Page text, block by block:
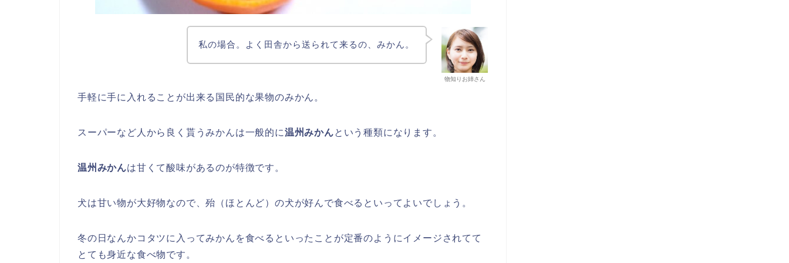
物知りお姉さん
私の場合。よく田舎から送られて来るの、みかん。
手軽に手に入れることが出来る国民的な果物のみかん。
スーパーなど人から良く貰うみかんは一般的に温州みかんという種類になります。
温州みかんは甘くて酸味があるのが特徴です。
犬は甘い物が大好物なので、殆（ほとんど）の犬が好んで食べるといってよいでしょう。
冬の日なんかコタツに入ってみかんを食べるといったことが定番のようにイメージされてて
とても身近な食べ物です。